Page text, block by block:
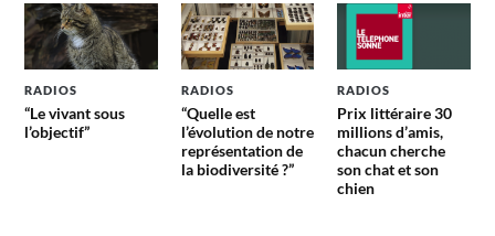
RADIOS
“Le vivant sous
l’objectif”
RADIOS
“Quelle est
l’évolution de notre
représentation de
la biodiversité ?”
RADIOS
Prix littéraire 30
millions d’amis,
chacun cherche
son chat et son
chien